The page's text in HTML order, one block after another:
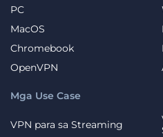
PC
MacOS
Chromebook
OpenVPN
Mga Use Case
VPN para sa Streaming